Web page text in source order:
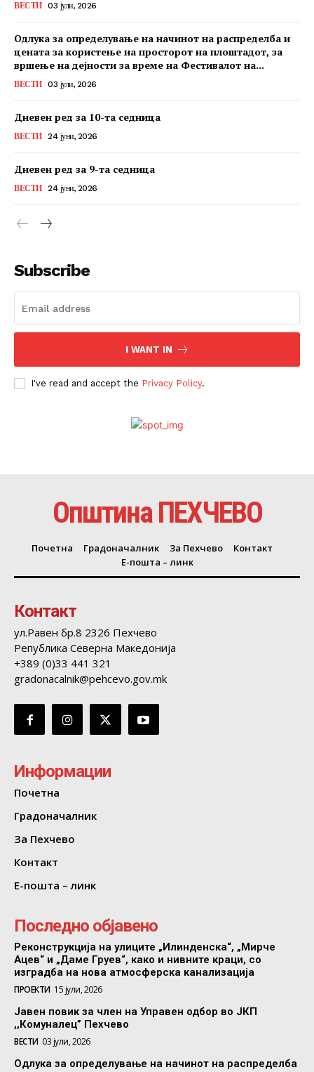
ВЕСТИ 03 јули, 2026
Одлука за определување на начинот на распределба и
цената за користење на просторот на плоштадот, за
вршење на дејности за време на Фестивалот на...
ВЕСТИ 03 јули, 2026
Дневен ред за 10-та седница
ВЕСТИ 24 јуни, 2026
Дневен ред за 9-та седница
ВЕСТИ 24 јуни, 2026
Subscribe
I WANT IN
I've read and accept the Privacy Policy.
Општина ПЕХЧЕВО
Почетна Градоначалник За Пехчево
Контакт
Е-пошта – линк
Контакт
ул.Равен бр.8 2326 Пехчево
Република Северна Македонија
+389 (0)33 441 321
gradonacalnik@pehcevo.gov.mk
Информации
Почетна
Градоначалник
За Пехчево
Контакт
Е-пошта – линк
Последно објавено
Реконструкција на улиците „Илинденска“, „Мирче
Ацев“ и „Даме Груев“, како и нивните краци, со
изградба на нова атмосферска канализација
ПРОЕКТИ 15 јули, 2026
Јавен повик за член на Управен одбор во ЈКП
,,Комуналец” Пехчево
ВЕСТИ 03 јули, 2026
Одлука за определување на начинот на распределба